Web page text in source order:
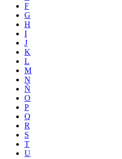
F
G
H
I
J
K
L
M
N
Ñ
O
P
Q
R
S
T
U